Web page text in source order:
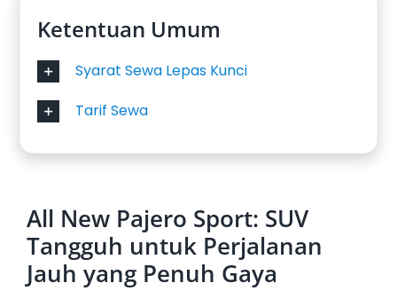
Ketentuan Umum
Syarat Sewa Lepas Kunci
Tarif Sewa
All New Pajero Sport: SUV
Tangguh untuk Perjalanan
Jauh yang Penuh Gaya